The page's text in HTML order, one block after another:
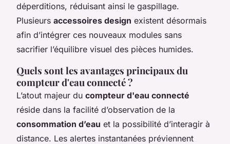
déperditions, réduisant ainsi le gaspillage.
Plusieurs accessoires design existent désormais
afin d’intégrer ces nouveaux modules sans
sacrifier l’équilibre visuel des pièces humides.
Quels sont les avantages principaux du
compteur d'eau connecté ?
L’atout majeur du compteur d'eau connecté
réside dans la facilité d’observation de la
consommation d’eau et la possibilité d’interagir à
distance. Les alertes instantanées préviennent